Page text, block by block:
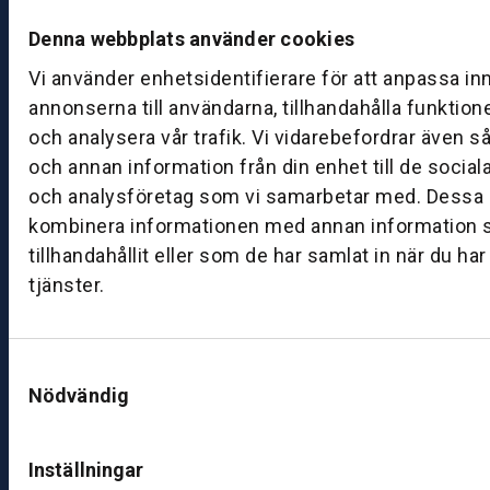
Denna webbplats använder cookies
Vi använder enhetsidentifierare för att anpassa
annonserna till användarna, tillhandahålla
och analysera vår trafik. Vi vidarebefordrar även
och annan information från din enhet till de
och analysföretag som vi samarbetar med. Dessa
kombinera informationen med annan information
tillhandahållit eller som de har samlat in när du
tjänster.
Nödvändig
Inställningar
d
g:
0
8:
0
0
–
1
7:
0
B
S